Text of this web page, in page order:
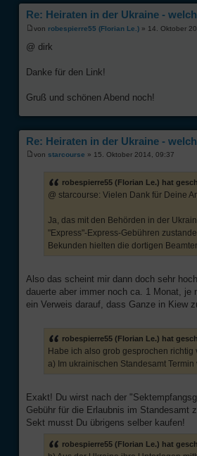
Re: Heiraten in der Ukraine -
von robespierre55 (Florian Le.) » 14. Oktober
@ dirk
Danke für den Link!
Gruß und schönen Abend noch!
Re: Heiraten in der Ukraine -
von starcourse » 15. Oktober 2014, 09:37
robespierre55 (Florian Le.) hat
@ starcourse: Vielen Dank für Deine
Ja, das mit den Behörden in der
"Express"-Express-Gebühren
Bekunden hielten die dortigen
Also das scheint mir dann doch sehr
dauerte aber immer noch ca. 1 Monat, je
ein Verweis darauf, dass Ganze in Kiew
robespierre55 (Florian Le.) hat
Habe ich also grob gesprochen richtig
a) Im ukrainischen Standesamt
Exakt! Du wirst nach der
Gebühr für die Erlaubnis im Standesamt
Sekt musst Du übrigens selber kaufen!
robespierre55 (Florian Le.) hat